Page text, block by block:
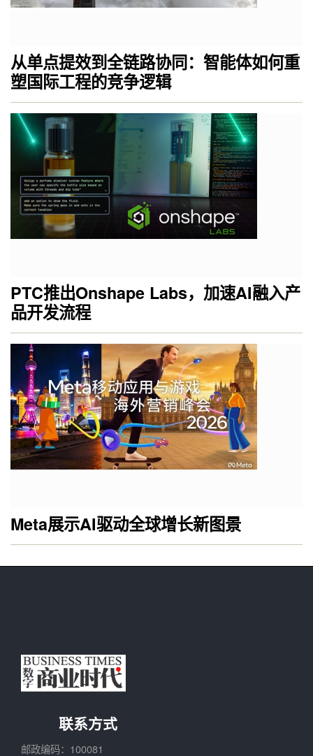
从单点提效到全链路协同：智能体如何重
塑国际工程的竞争逻辑
PTC推出Onshape Labs，加速AI融入产
品开发流程
Meta展示AI驱动全球增长新图景
联系方式
邮政编码：100081